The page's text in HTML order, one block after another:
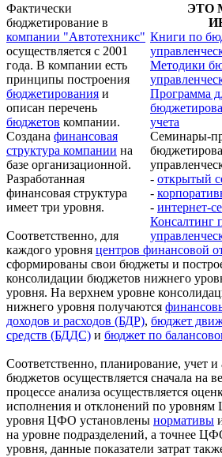
ЭТО
Книги по
Методики
Программа
учета
Семинары-
- открытый
-
- интернет-
Консалтинг
Фактически
бюджетирование в
компании "Автотехникс"
осуществляется с 2001
года. В компании есть
принципы построения
бюджетирования и
описан перечень
бюджетов компании.
Создана финансовая
структура компании на
базе организационной.
Разработанная
финансовая структура
имеет три уровня.
Соответственно, для
каждого уровня центров финансовой
сформированы свои бюджеты и
консолидации бюджетов нижнего
уровня. На верхнем уровне
нижнего уровня получаются
доходов и расходов (БДР), бюджет
средств (БДДС) и бюджет по
Соответственно, планирование, учет
бюджетов осуществляется сначала на
процессе анализа осуществляется
исполнения и отклонений по
уровня ЦФО установлены нормативы
на уровне подразделений, а точнее
уровня, данные показатели затрат